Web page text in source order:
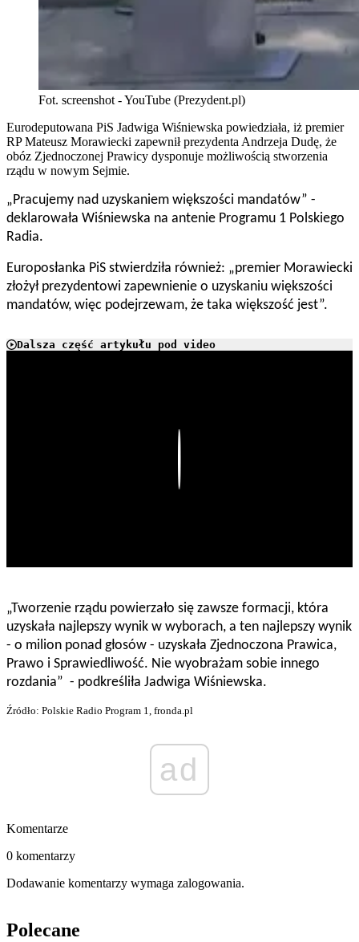
Fot. screenshot - YouTube (Prezydent.pl)
Eurodeputowana PiS Jadwiga Wiśniewska powiedziała, iż premier
RP Mateusz Morawiecki zapewnił prezydenta Andrzeja Dudę, że
obóz Zjednoczonej Prawicy dysponuje możliwością stworzenia
rządu w nowym Sejmie.
„Pracujemy nad uzyskaniem większości mandatów” -
deklarowała Wiśniewska na antenie Programu 1 Polskiego
Radia.
Europosłanka PiS stwierdziła również: „premier Morawiecki
złożył prezydentowi zapewnienie o uzyskaniu większości
mandatów, więc podejrzewam, że taka większość jest”.
Dalsza część artykułu pod video
„Tworzenie rządu powierzało się zawsze formacji, która
uzyskała najlepszy wynik w wyborach, a ten najlepszy wynik
- o milion ponad głosów - uzyskała Zjednoczona Prawica,
Prawo i Sprawiedliwość. Nie wyobrażam sobie innego
rozdania” - podkreśliła Jadwiga Wiśniewska.
Źródło: Polskie Radio Program 1, fronda.pl
ad
Komentarze
0 komentarzy
Dodawanie komentarzy wymaga zalogowania.
Polecane